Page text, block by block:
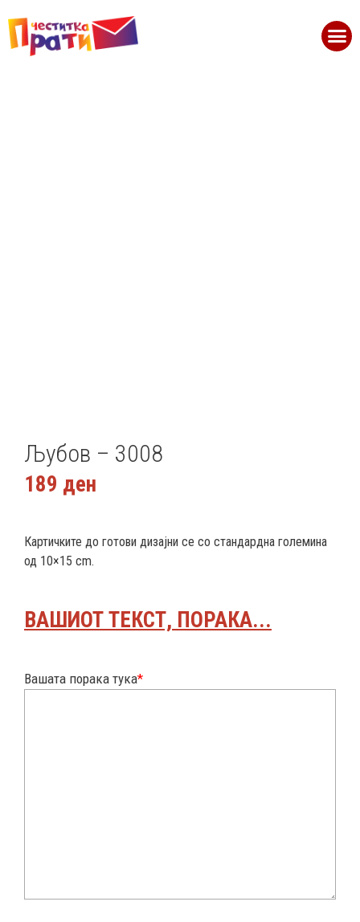
Љубов – 3008
189 ден
Картичките до готови дизајни се со стандардна големина
од 10×15 cm.
ВАШИОТ ТЕКСТ, ПОРАКА...
Вашата порака тука*